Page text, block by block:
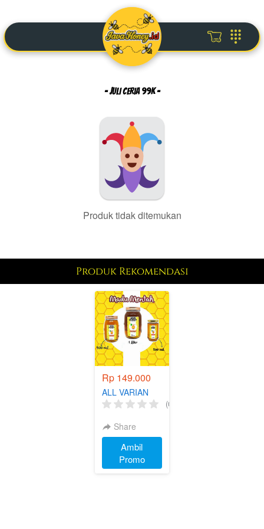
- JULI CERIA 99K -
Produk tidak ditemukan
Produk Rekomendasi
Rp 149.000
ALL VARIAN
JAVAHONEY
(0)
Share
Ambil
Promo